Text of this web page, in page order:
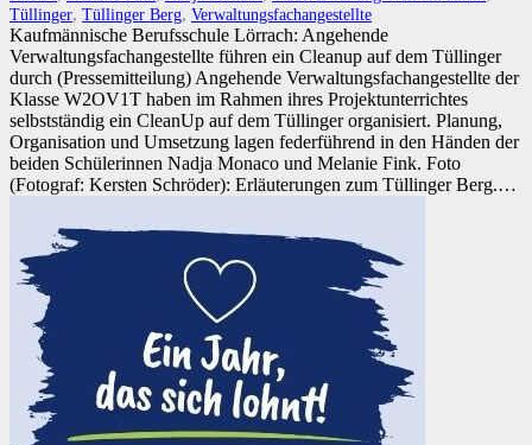
Tüllinger, Tüllinger Berg, Verwaltungsfachangestellte
Kaufmännische Berufsschule Lörrach: Angehende
Verwaltungsfachangestellte führen ein Cleanup auf dem Tüllinger
durch (Pressemitteilung) Angehende Verwaltungsfachangestellte der
Klasse W2OV1T haben im Rahmen ihres Projektunterrichtes
selbstständig ein CleanUp auf dem Tüllinger organisiert. Planung,
Organisation und Umsetzung lagen federführend in den Händen der
beiden Schülerinnen Nadja Monaco und Melanie Fink. Foto
(Fotograf: Kersten Schröder): Erläuterungen zum Tüllinger Berg.…